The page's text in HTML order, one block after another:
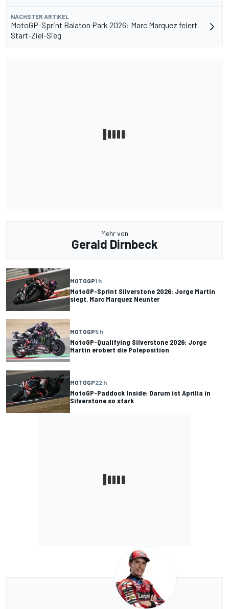
NÄCHSTER ARTIKEL
MotoGP-Sprint Balaton Park 2026: Marc Marquez feiert
Start-Ziel-Sieg
Mehr von
Gerald Dirnbeck
MOTOGP1 h
MotoGP-Sprint Silverstone 2026: Jorge Martin
siegt, Marc Marquez Neunter
MOTOGP5 h
MotoGP-Qualifying Silverstone 2026: Jorge
Martin erobert die Poleposition
MOTOGP22 h
MotoGP-Paddock Inside: Darum ist Aprilia in
Silverstone so stark